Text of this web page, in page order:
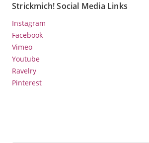
Strickmich! Social Media Links
Instagram
Facebook
Vimeo
Youtube
Ravelry
Pinterest